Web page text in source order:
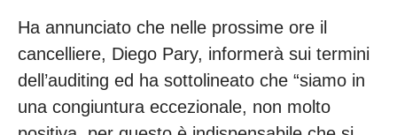
Ha annunciato che nelle prossime ore il
cancelliere, Diego Pary, informerà sui termini
dell’auditing ed ha sottolineato che “siamo in
una congiuntura eccezionale, non molto